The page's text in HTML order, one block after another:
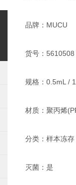
品牌：MUCU
货号：
规格：0.5mL /
材质：聚丙烯
分类：样本冻存
灭菌：是